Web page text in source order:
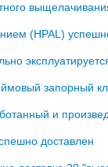
(HPAL)
запорный
и
доставлен